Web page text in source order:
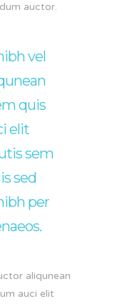
auctor.
vel
quis
elit
sem
sed
per
aliqunean
auci elit